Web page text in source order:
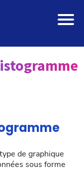
de graphique
sous forme